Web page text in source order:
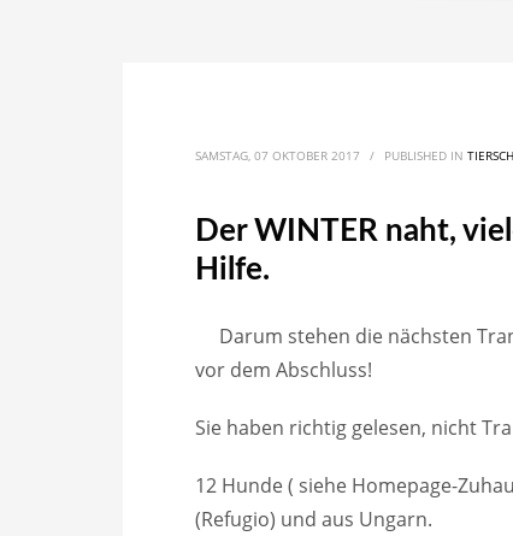
SAMSTAG, 07 OKTOBER 2017 / PUBLISHED IN
Der WINTER naht,
Hilfe.
Darum stehen die nächsten
vor dem Abschluss!
Sie haben richtig gelesen, nicht
12 Hunde ( siehe Homepage-
(Refugio) und aus Ungarn.